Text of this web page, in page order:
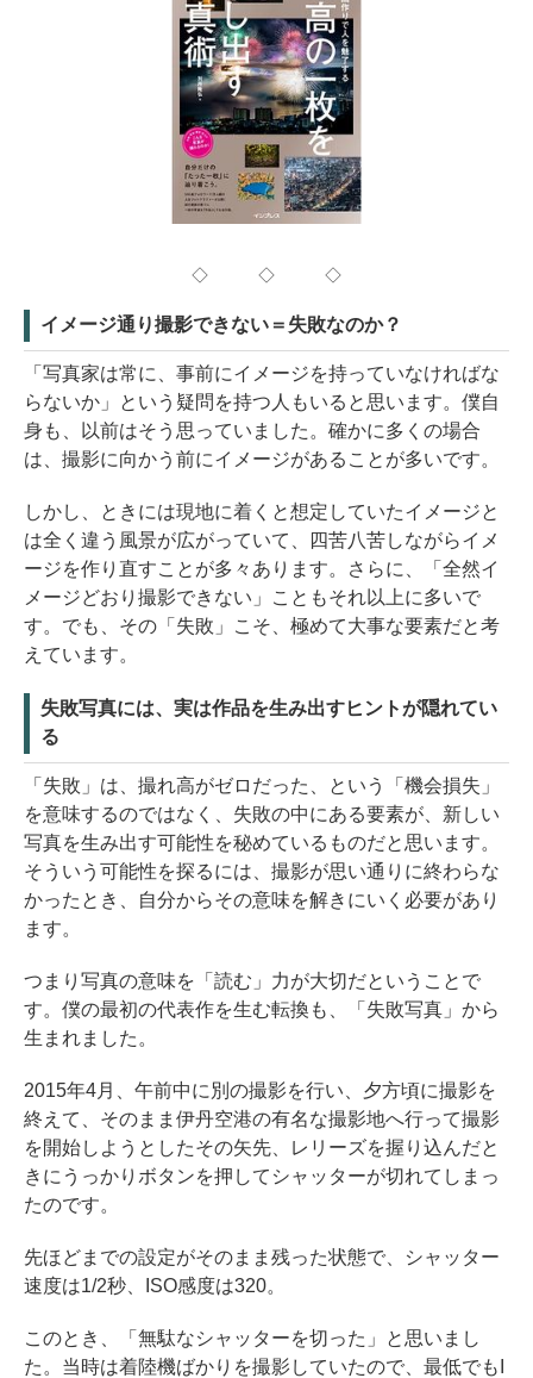
◇ ◇ ◇
イメージ通り撮影できない＝失敗なのか？
「写真家は常に、事前にイメージを持っていなければな
らないか」という疑問を持つ人もいると思います。僕自
身も、以前はそう思っていました。確かに多くの場合
は、撮影に向かう前にイメージがあることが多いです。
しかし、ときには現地に着くと想定していたイメージと
は全く違う風景が広がっていて、四苦八苦しながらイメ
ージを作り直すことが多々あります。さらに、「全然イ
メージどおり撮影できない」こともそれ以上に多いで
す。でも、その「失敗」こそ、極めて大事な要素だと考
えています。
失敗写真には、実は作品を生み出すヒントが隠れてい
る
「失敗」は、撮れ高がゼロだった、という「機会損失」
を意味するのではなく、失敗の中にある要素が、新しい
写真を生み出す可能性を秘めているものだと思います。
そういう可能性を探るには、撮影が思い通りに終わらな
かったとき、自分からその意味を解きにいく必要があり
ます。
つまり写真の意味を「読む」力が大切だということで
す。僕の最初の代表作を生む転換も、「失敗写真」から
生まれました。
2015年4月、午前中に別の撮影を行い、夕方頃に撮影を
終えて、そのまま伊丹空港の有名な撮影地へ行って撮影
を開始しようとしたその矢先、レリーズを握り込んだと
きにうっかりボタンを押してシャッターが切れてしまっ
たのです。
先ほどまでの設定がそのまま残った状態で、シャッター
速度は1/2秒、ISO感度は320。
このとき、「無駄なシャッターを切った」と思いまし
た。当時は着陸機ばかりを撮影していたので、最低でもI